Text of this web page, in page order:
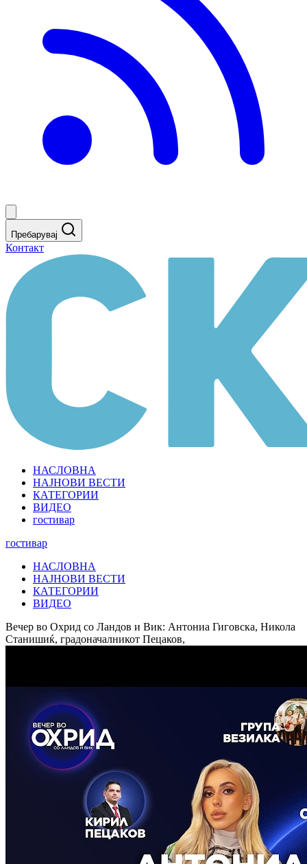
Пребарувај
Контакт
НАСЛОВНА
НАЈНОВИ ВЕСТИ
КАТЕГОРИИ
ВИДЕО
гостивар
гостивар
НАСЛОВНА
НАЈНОВИ ВЕСТИ
КАТЕГОРИИ
ВИДЕО
Вечер во Охрид со Ландов и Вик: Антониа Гиговска, Никола
Станишиќ, градоначалникот Пецаков,